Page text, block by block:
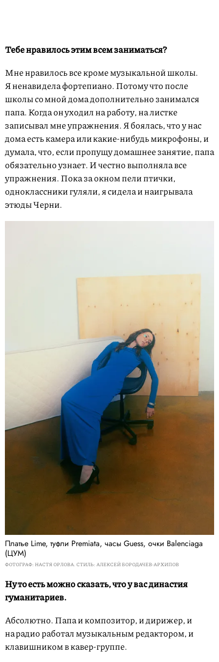
Тебе нравилось этим всем заниматься?
Мне нравилось все кроме музыкальной школы.
Я ненавидела фортепиано. Потому что после
школы со мной дома дополнительно занимался
папа. Когда он уходил на работу, на листке
записывал мне упражнения. Я боялась, что у нас
дома есть камера или какие-нибудь микрофоны, и
думала, что, если пропущу домашнее занятие, папа
обязательно узнает. И честно выполняла все
упражнения. Пока за окном пели птички,
одноклассники гуляли, я сидела и наигрывала
этюды Черни.
Платье Lime, туфли Premiata, часы Guess, очки Balenciaga
(ЦУМ)
ФОТОГРАФ: НАСТЯ ОРЛОВА. СТИЛЬ: АЛЕКСЕЙ БОРОДАЧЕВ-АРХИПОВ
Ну то есть можно сказать, что у вас династия
гуманитариев.
Абсолютно. Папа и композитор, и дирижер, и
на радио работал музыкальным редактором, и
клавишником в кавер-группе.